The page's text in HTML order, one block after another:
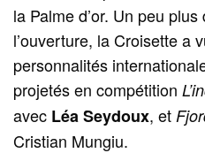
la Palme d’or. Un peu
l’ouverture, la Croisette a
personnalités
projetés en compétition
avec Léa Seydoux, et
Cristian Mungiu.